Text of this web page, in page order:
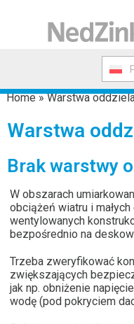
Home»Warstwa
Warstwa
Brak warstwy
W obszarach
obciążeń wiatru i
wentylowanych
bezpośrednio na
Trzeba zweryfikować
zwiększających
jak np. obniżenie
wodę (pod pokryciem